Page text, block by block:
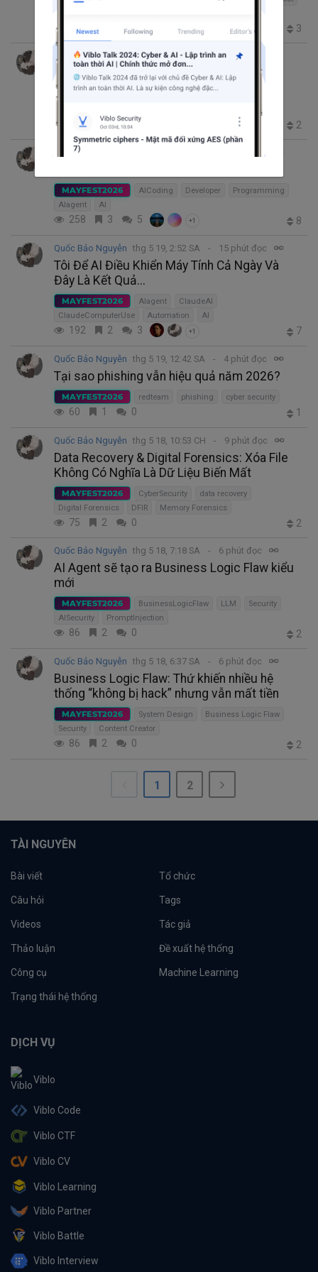
104 0 3
Quốc Bảo Nguyễn thg 5 19, 1:39 CH 8 phút đọc
Codex 5.5 sau 3 tuần dùng thật trong
production — không hype, không anti-AI
169 1 0 2
Quốc Bảo Nguyễn 54 phút đọc
MAYFEST2026 AICoding Developer
Programming
AIagent
AI
258 3 5 +1 8
Quốc Bảo Nguyễn thg 5 19, 2:52 SA 15 phút đọc
Tôi Để AI Điều Khiển Máy Tính Cả Ngày Và
Đây Là Kết Quả...
MAYFEST2026 AIagent
ClaudeAI
ClaudeComputerUse
Automation AI
192 2 3 +1 7
Quốc Bảo Nguyễn thg 5 19, 12:42 SA 4 phút đọc
Tại sao phishing vẫn hiệu quả năm 2026?
MAYFEST2026 redteam phishing cyber security
60 1 0 1
Quốc Bảo Nguyễn thg 5 18, 10:53 CH 9 phút đọc
Data Recovery & Digital Forensics: Xóa File
Không Có Nghĩa Là Dữ Liệu Biến Mất
MAYFEST2026 CyberSecurity
data recovery
Digital Forensics
DFIR Memory Forensics
75 2 0 2
Quốc Bảo Nguyễn thg 5 18, 7:18 SA 6 phút đọc
AI Agent sẽ tạo ra Business Logic Flaw kiểu
mới
MAYFEST2026 BusinessLogicFlaw LLM
Security
AISecurity
PromptInjection
86 2 0 2
Quốc Bảo Nguyễn thg 5 18, 6:37 SA 6 phút đọc
Business Logic Flaw: Thứ khiến nhiều hệ
thống “không bị hack” nhưng vẫn mất tiền
MAYFEST2026 System Design
Business Logic Flaw
Security
Content Creator
86 2 0 2
1 2
TÀI NGUYÊN
Bài viết Tổ chức
Câu hỏi Tags
Videos Tác giả
Thảo luận Đề xuất hệ thống
Công cụ Machine Learning
Trạng thái hệ thống
DỊCH VỤ
Viblo
Viblo Code
Viblo CTF
Viblo CV
Viblo Learning
Viblo Partner
Viblo Battle
Viblo Interview